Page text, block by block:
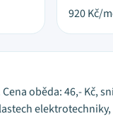
920Kč/
Cena oběda: 46,- Kč,